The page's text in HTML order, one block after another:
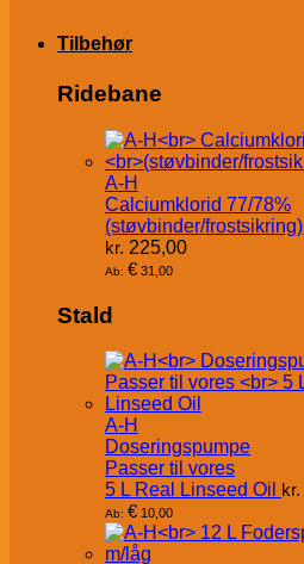
Tilbehør
Ridebane
A-H
Calciumklorid 77/78%
(støvbinder/frostsikring)
kr. 225,00
Ab: € 31,00
Stald
A-H
Doseringspumpe
Passer til vores
5 L Real Linseed Oil kr.
Ab: € 10,00